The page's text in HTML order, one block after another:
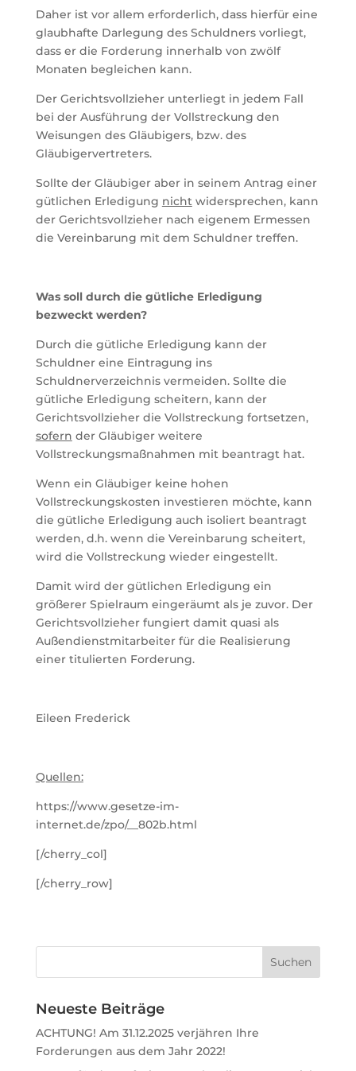
Daher ist vor allem erforderlich, dass hierfür eine
glaubhafte Darlegung des Schuldners vorliegt,
dass er die Forderung innerhalb von zwölf
Monaten begleichen kann.
Der Gerichtsvollzieher unterliegt in jedem Fall
bei der Ausführung der Vollstreckung den
Weisungen des Gläubigers, bzw. des
Gläubigervertreters.
Sollte der Gläubiger aber in seinem Antrag einer
gütlichen Erledigung nichtwidersprechen, kann
der Gerichtsvollzieher nach eigenem Ermessen
die Vereinbarung mit dem Schuldner treffen.
Was soll durch die gütliche Erledigung
bezweckt werden?
Durch die gütliche Erledigung kann der
Schuldner eine Eintragung ins
Schuldnerverzeichnis vermeiden. Sollte die
gütliche Erledigung scheitern, kann der
Gerichtsvollzieher die Vollstreckung fortsetzen,
sofern der Gläubiger weitere
Vollstreckungsmaßnahmen mit beantragt hat.
Wenn ein Gläubiger keine hohen
Vollstreckungskosten investieren möchte, kann
die gütliche Erledigung auch isoliert beantragt
werden, d.h. wenn die Vereinbarung scheitert,
wird die Vollstreckung wieder eingestellt.
Damit wird der gütlichen Erledigung ein
größerer Spielraum eingeräumt als je zuvor. Der
Gerichtsvollzieher fungiert damit quasi als
Außendienstmitarbeiter für die Realisierung
einer titulierten Forderung.
Eileen Frederick
Quellen:
https://www.gesetze-im-
internet.de/zpo/__802b.html
[/cherry_col]
[/cherry_row]
Neueste Beiträge
ACHTUNG! Am 31.12.2025 verjähren Ihre
Forderungen aus dem Jahr 2022!